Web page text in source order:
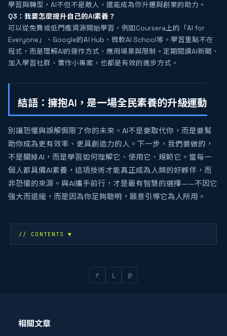
學習與轉型，AI不但不是敵人，還能成為你升遷與創業的助力。
Q3：我要怎麼提升自己的AI素養？
可以從免費或低門檻資源開始學習，例如Coursera上的「AI for
Everyone」、Google的AI Hub、微軟AI School等。學習重點不在
程式，而是理解AI的運作方式、應用場景與限制。定期閱讀AI新聞、
加入學習社群、實作小專案，也都是有效的進步方式。
結語：擁抱AI，是一場全民素養的升級運動
別讓恐懼與誤解侷限了你的未來。AI不是要取代你，而是要幫
助你成為更有效率、更具創造力的人。下一步，我們要做的，
不是關掉AI，而是學習如何理解它、使用它、規範它。當每一
個人都具備AI素養，這項技術才能真正成為人類的好夥伴，而
非恐懼的來源。與AI攜手前行，才是最有智慧的選擇——不因它
強大而退縮，而是因為你足夠聰明，願意引導它為人所用。
// CONTENTS▼
f L @
相關文章